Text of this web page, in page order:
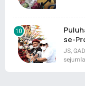
se-
JS,